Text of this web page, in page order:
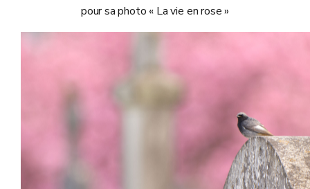
pour sa photo « La vie en rose »